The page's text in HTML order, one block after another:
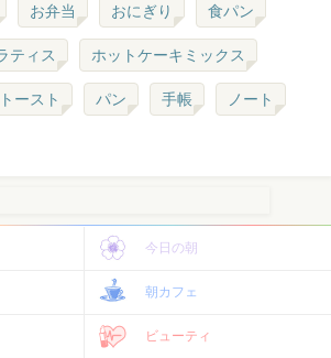
お弁当 おにぎり 食パン
ティス ホットケーキミックス
トースト パン 手帳 ノート
今日の朝
朝カフェ
ビューティ